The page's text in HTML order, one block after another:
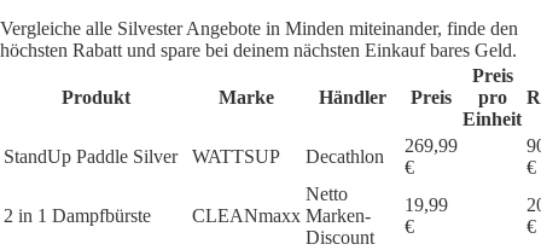
Vergleiche alle Silvester Angebote in Minden miteinander, finde den
höchsten Rabatt und spare bei deinem nächsten Einkauf bares Geld.
Produkt Marke Händler Preis
Preis
pro
Einheit
StandUp Paddle Silver WATTSUP Decathlon
269,99
€
€
2 in 1 Dampfbürste CLEANmaxx
Netto
Marken-
Discount
19,99
€
€